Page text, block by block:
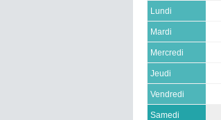
Lundi
Mardi
Mercredi
Jeudi
Vendredi
Samedi